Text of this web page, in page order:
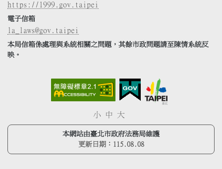
https://1999.gov.taipei
電子信箱
la_laws@gov.taipei
本局信箱係處理與系統相關之問題，其餘市政問題請至陳情系統反
映。
小 中 大
本網站由臺北市政府法務局維護
更新日期： 115.08.08